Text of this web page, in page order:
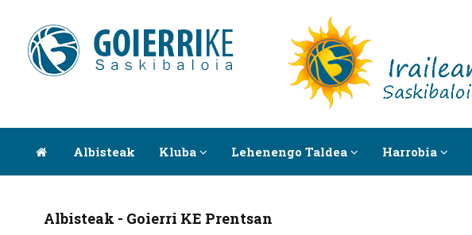
Albisteak Kluba Lehenengo Taldea Harrobia
Albisteak - Goierri KE Prentsan